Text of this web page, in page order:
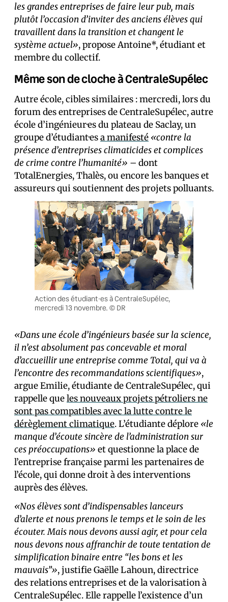
les grandes entreprises de faire leur pub, mais
plutôt l’occasion d’inviter des anciens élèves qui
travaillent dans la transition et changent le
système actuel», propose Antoine*, étudiant et
membre du collectif.
Même son de cloche à CentraleSupélec
Autre école, cibles similaires : mercredi, lors du
forum des entreprises de CentraleSupélec, autre
école d’ingénieur·es du plateau de Saclay, un
groupe d’étudiant·esa manifesté «contre la
présence d’entreprises climaticides et complices
de crime contre l’humanité» – dont
TotalEnergies, Thalès, ou encore les banques et
assureurs qui soutiennent des projets polluants.
Action des étudiant·es à CentraleSupélec,
mercredi 13 novembre. © DR
«Dans une école d’ingénieurs basée sur la science,
il n’est absolument pas concevable et moral
d’accueillir une entreprise comme Total, qui va à
l’encontre des recommandations scientifiques»,
argue Emilie, étudiante de CentraleSupélec, qui
rappelle queles nouveaux projets pétroliers ne
sont pas compatibles avec la lutte contre le
dérèglement climatique. L’étudiante déplore «le
manque d’écoute sincère de l’administration sur
ces préoccupations» et questionne la place de
l’entreprise française parmi les partenaires de
l’école, qui donne droit à des interventions
auprès des élèves.
«Nos élèves sont d’indispensables lanceurs
d’alerte et nous prenons le temps et le soin de les
écouter. Mais nous devons aussi agir, et pour cela
nous devons nous affranchir de toute tentation de
simplification binaire entre “les bons et les
mauvais”», justifie Gaëlle Lahoun, directrice
des relations entreprises et de la valorisation à
CentraleSupélec. Elle rappelle l’existence d’un